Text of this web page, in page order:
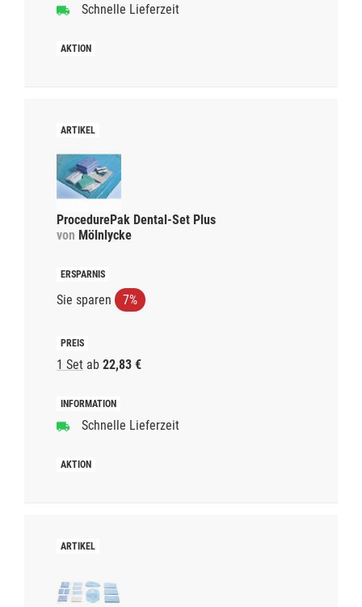
Schnelle Lieferzeit
ProcedurePak Dental-Set Plus
von Mölnlycke
Sie sparen 7%
1 Set ab 22,83 €
Schnelle Lieferzeit